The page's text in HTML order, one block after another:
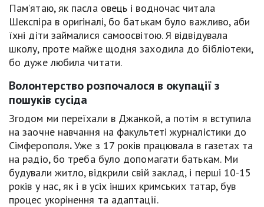
Пам’ятаю, як пасла овець і водночас читала
Шекспіра в оригіналі, бо батькам було важливо, аби
їхні діти займалися самоосвітою. Я відвідувала
школу, проте майже щодня заходила до бібліотеки,
бо дуже любила читати.
Волонтерство розпочалося в окупації з
пошуків сусіда
Згодом ми переїхали в Джанкой, а потім я вступила
на заочне навчання на факультеті журналістики до
Сімферополя.Уже з 17 років працювала в газетах та
на радіо, бо треба було допомагати батькам. Ми
будували житло, відкрили свій заклад, і перші 10-15
років у нас, як і в усіх інших кримських татар, був
процес укорінення та адаптації.